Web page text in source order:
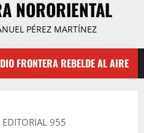
NORORIENTAL
PÉREZ MARTÍNEZ
FRONTERA REBELDE AL AIRE
EDITORIAL 955